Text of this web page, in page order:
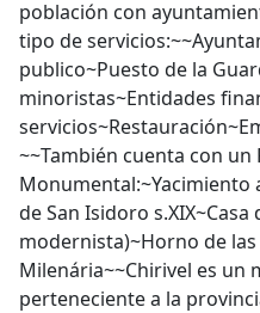
población con
tipo de
publico~Puesto de la
minoristas~Entidades
~~También cuenta con
Monumental:~Yacimiento
de San Isidoro
modernista)~Horno de las
Milenária~~Chirivel es un
perteneciente a la